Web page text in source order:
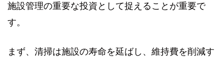
施設管理の重要な投資として捉えることが重要で
す。
まず、清掃は施設の寿命を延ばし、維持費を削減す